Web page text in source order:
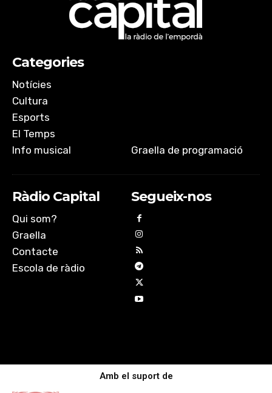
Categories
Notícies
Cultura
Esports
El Temps
Info musical
Graella de programació
Ràdio Capital
Qui som?
Graella
Contacte
Escola de ràdio
Segueix-nos
Amb el suport de